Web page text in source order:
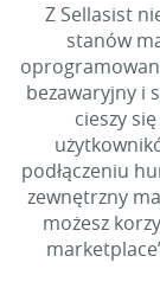
Z Sellasist
stanów
bezawaryjny i
cieszy
podłączeniu
zewnętrzny
możesz